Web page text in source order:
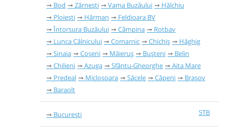
Bod
Zărnești Vama Buzăului
Hălchiu
Ploiești
Hărman
Feldioara BV
Întorsura Buzăului
Câmpina
Rotbav
Lunca Câlnicului
Comarnic Chichiș
Hăghig
Sinaia
Coșeni Măieruș Bușteni
Belin
Chilieni
Azuga Sfântu-Gheorghe
Aita Mare
Predeal
Micloșoara Săcele Căpeni
Brașov
Baraolt
STB
București